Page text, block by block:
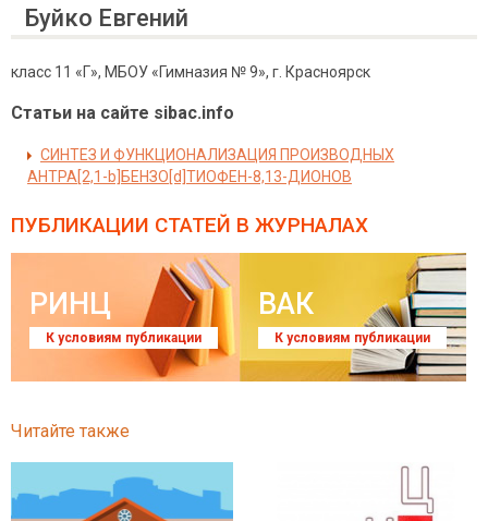
Буйко Евгений
класс 11 «Г», МБОУ «Гимназия № 9», г. Красноярск
Статьи на сайте sibac.info
СИНТЕЗ И ФУНКЦИОНАЛИЗАЦИЯ ПРОИЗВОДНЫХ
АНТРА[2,1-b]БЕНЗО[d]ТИОФЕН-8,13-ДИОНОВ
ПУБЛИКАЦИИ СТАТЕЙ В ЖУРНАЛАХ
РИНЦ
К условиям публикации
ВАК
К условиям публикации
Читайте также